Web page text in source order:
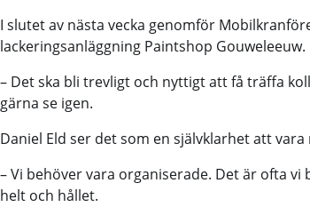
I slutet av nästa vecka genomför
lackeringsanläggning Paintshop Gouweleeuw.
– Det ska bli trevligt och nyttigt att få träffa
gärna se igen.
Daniel Eld ser det som en självklarhet att
– Vi behöver vara organiserade. Det är ofta
helt och hållet.